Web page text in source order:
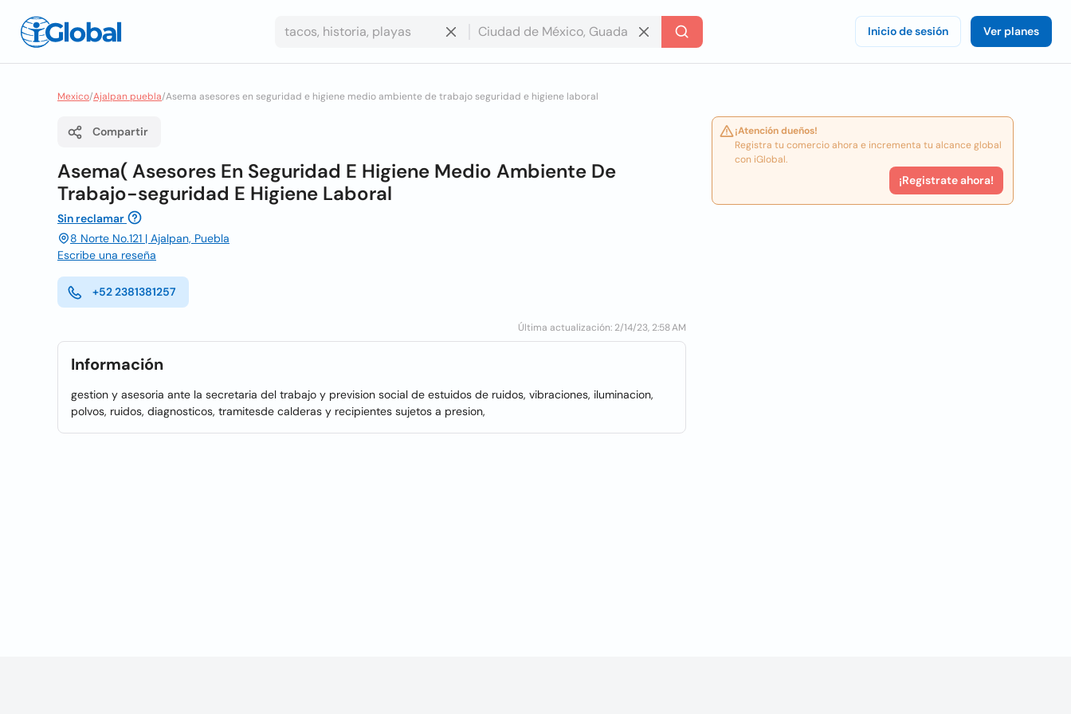
Inicio de sesión Ver planes
Mexico/Ajalpan puebla/Asema asesores en seguridad e higiene medio ambiente de trabajo seguridad e higiene laboral
Compartir
Asema( Asesores En Seguridad E Higiene Medio Ambiente De
Trabajo-seguridad E Higiene Laboral
Sin reclamar
8 Norte No.121 | Ajalpan, Puebla
Escribe una reseña
+52 2381381257
Última actualización: 2/14/23, 2:58 AM
Información
gestion y asesoria ante la secretaria del trabajo y prevision social de estuidos de ruidos, vibraciones, iluminacion,
polvos, ruidos, diagnosticos, tramitesde calderas y recipientes sujetos a presion,
¡Atención dueños!
Registra tu comercio ahora e incrementa tu alcance global
con iGlobal.
¡Registrate ahora!